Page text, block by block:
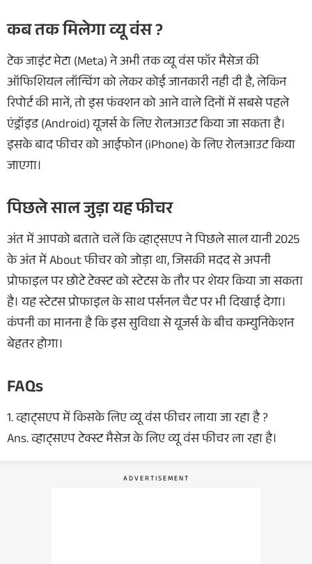
कब तक मिलेगा व्यू वंस ?
टेक जाइंट मेटा (Meta) ने अभी तक व्यू वंस फॉर मैसेज की
ऑफिशियल लॉन्चिंग को लेकर कोई जानकारी नही दी है, लेकिन
रिपोर्ट की मानें, तो इस फंक्शन को आने वाले दिनों में सबसे पहले
एंड्रॉइड (Android) यूजर्स के लिए रोलआउट किया जा सकता है।
इसके बाद फीचर को आईफोन (iPhone) के लिए रोलआउट किया
जाएगा।
पिछले साल जुड़ा यह फीचर
अंत में आपको बताते चलें कि व्हाट्सएप ने पिछले साल यानी 2025
के अंत में About फीचर को जोड़ा था, जिसकी मदद से अपनी
प्रोफाइल पर छोटे टेक्स्ट को स्टेटस के तौर पर शेयर किया जा सकता
है। यह स्टेटस प्रोफाइल के साथ पर्सनल चैट पर भी दिखाई देगा।
कंपनी का मानना है कि इस सुविधा से यूजर्स के बीच कम्युनिकेशन
बेहतर होगा।
FAQs
1. व्हाट्सएप में किसके लिए व्यू वंस फीचर लाया जा रहा है ?
Ans. व्हाट्सएप टेक्स्ट मैसेज के लिए व्यू वंस फीचर ला रहा है।